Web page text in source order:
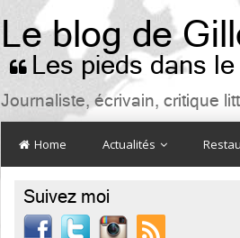
Le blog de
 Les pieds dans
Journaliste, écrivain, critique
Home Actualités
Suivez moi
